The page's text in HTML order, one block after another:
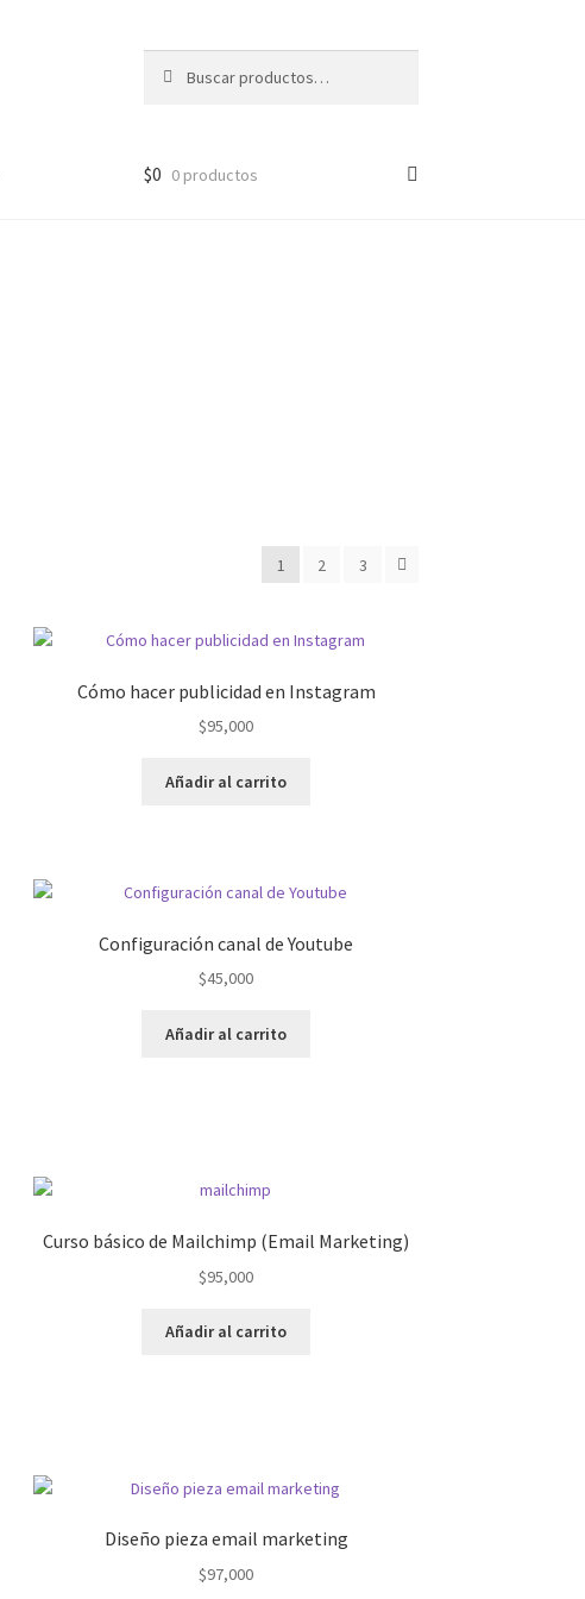
por:
$0 0 productos
1 2 3
Cómo hacer publicidad en Instagram
$95,000
Añadir al carrito
Configuración canal de Youtube
$45,000
Añadir al carrito
Curso básico de Mailchimp (Email Marketing)
$95,000
Añadir al carrito
Diseño pieza email marketing
$97,000